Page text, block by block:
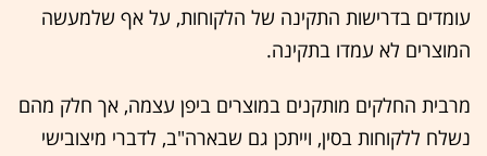
עומדים בדרישות התקינה של הלקוחות, על אף שלמעשה
המוצרים לא עמדו בתקינה.
מרבית החלקים מותקנים במוצרים ביפן עצמה, אך חלק מהם
נשלח ללקוחות בסין, וייתכן גם שבארה"ב, לדברי מיצובישי